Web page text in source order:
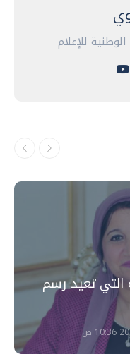
للإعلام
التي تعيد رسم